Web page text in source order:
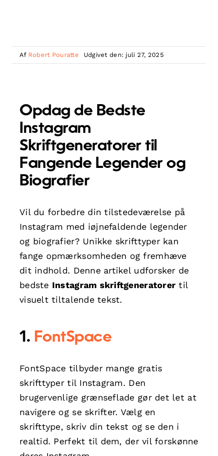
Af Robert Pouratte Udgivet den: juli 27, 2025
Opdag de Bedste
Instagram
Skriftgeneratorer til
Fangende Legender og
Biografier
Vil du forbedre din tilstedeværelse på
Instagram med iøjnefaldende legender
og biografier? Unikke skrifttyper kan
fange opmærksomheden og fremhæve
dit indhold. Denne artikel udforsker de
bedste Instagram skriftgeneratorer til
visuelt tiltalende tekst.
1. FontSpace
FontSpace tilbyder mange gratis
skrifttyper til Instagram. Den
brugervenlige grænseflade gør det let at
navigere og se skrifter. Vælg en
skrifttype, skriv din tekst og se den i
realtid. Perfekt til dem, der vil forskønne